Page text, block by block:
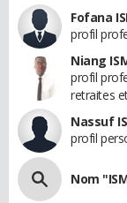
Fofana
profil
Niang
profil
retraites
Nassuf
profil
Nom